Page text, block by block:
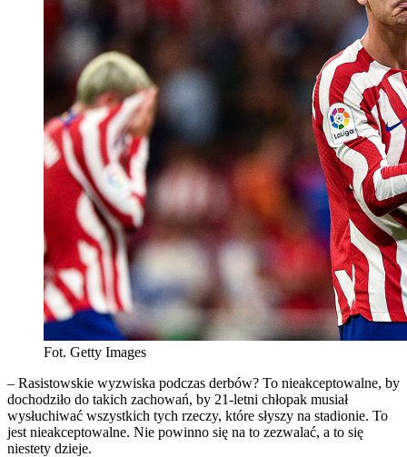
Fot. Getty Images
– Rasistowskie wyzwiska podczas derbów? To nieakceptowalne, by
dochodziło do takich zachowań, by 21-letni chłopak musiał
wysłuchiwać wszystkich tych rzeczy, które słyszy na stadionie. To
jest nieakceptowalne. Nie powinno się na to zezwalać, a to się
niestety dzieje.